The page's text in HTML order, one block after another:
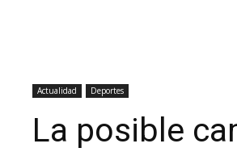
Actualidad Deportes
La posible